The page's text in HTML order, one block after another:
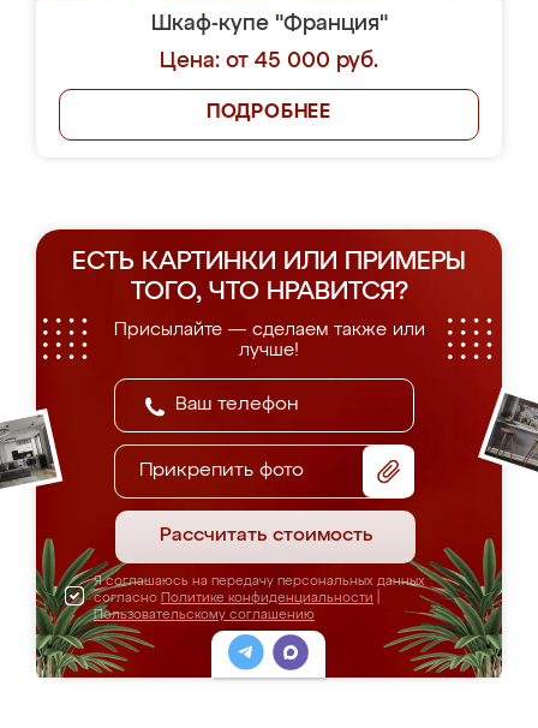
Шкаф-купе "Франция"
Цена: от 45 000 руб.
ПОДРОБНЕЕ
ЕСТЬ КАРТИНКИ ИЛИ ПРИМЕРЫ
ТОГО, ЧТО НРАВИТСЯ?
Присылайте — сделаем также или
лучше!
Прикрепить фото
Рассчитать стоимость
Я соглашаюсь на передачу персональных данных
согласно Политике конфиденциальности
Пользовательскому соглашению